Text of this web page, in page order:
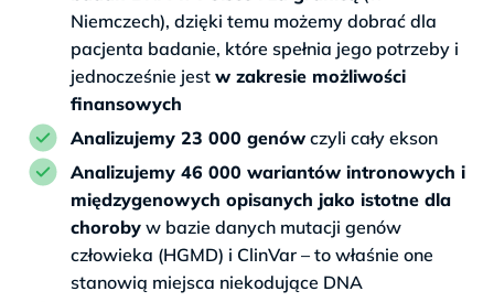
Niemczech), dzięki temu możemy dobrać dla
pacjenta badanie, które spełnia jego potrzeby i
jednocześnie jest w zakresie możliwości
finansowych
Analizujemy 23 000 genów czyli cały ekson
Analizujemy 46 000 wariantów intronowych i
międzygenowych opisanych jako istotne dla
choroby w bazie danych mutacji genów
człowieka (HGMD) i ClinVar – to właśnie one
stanowią miejsca niekodujące DNA